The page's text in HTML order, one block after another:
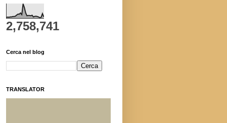
2,758,741
Cerca nel blog
TRANSLATOR